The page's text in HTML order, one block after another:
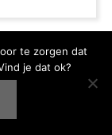
te zorgen dat
je dat ok?